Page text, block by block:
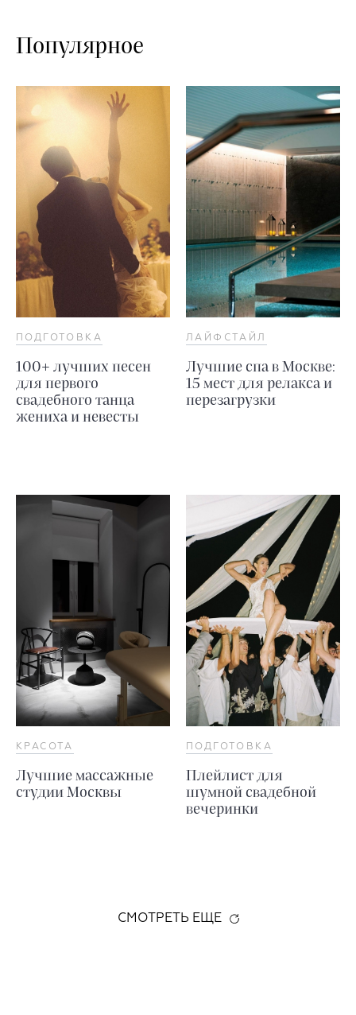
Популярное
ПОДГОТОВКА
100+ лучших песен
для первого
свадебного танца
жениха и невесты
ЛАЙФСТАЙЛ
Лучшие спа в Москве:
15 мест для релакса и
перезагрузки
КРАСОТА
Лучшие массажные
студии Москвы
ПОДГОТОВКА
Плейлист для
шумной свадебной
вечеринки
СМОТРЕТЬ ЕЩЕ